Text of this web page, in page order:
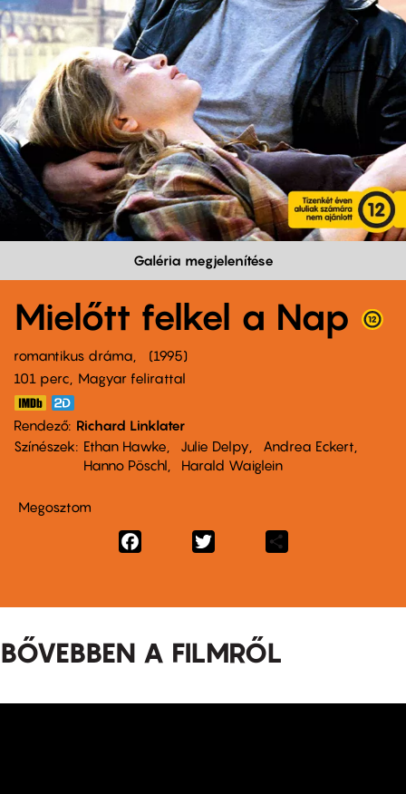
Galéria megjelenítése
Mielőtt felkel a Nap
romantikus dráma
1995
101 perc,
Magyar felirattal
Rendező Richard Linklater
Színészek
Ethan Hawke Julie Delpy
Andrea Eckert
Hanno Pöschl
Harald Waiglein
Megosztom
Facebook
BŐVEBBEN A FILMRŐL